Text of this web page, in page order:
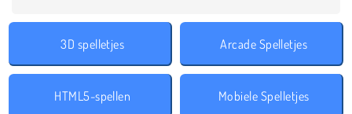
3D spelletjes Arcade Spelletjes
HTML5-spellen Mobiele Spelletjes